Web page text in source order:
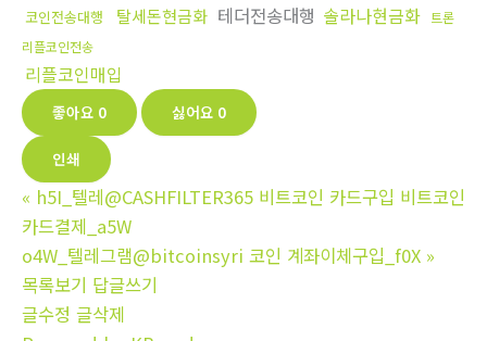
코인전송대행
탈세돈현금화 테더전송대행 솔라나현금화 트론
리플코인전송
리플코인매입
좋아요 0 싫어요 0
인쇄
« h5I_텔레@CASHFILTER365 비트코인 카드구입 비트코인
카드결제_a5W
o4W_텔레그램@bitcoinsyri 코인 계좌이체구입_f0X »
목록보기 답글쓰기
글수정 글삭제